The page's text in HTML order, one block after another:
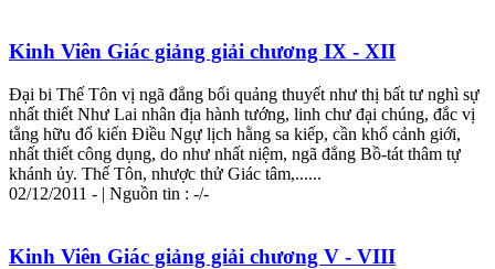
Kinh Viên Giác giảng giải chương IX - XII
Đại bi Thế Tôn vị ngã đẳng bối quảng thuyết như thị bất tư nghì sự
nhất thiết Như Lai nhân địa hành tướng, linh chư đại chúng, đắc vị
tằng hữu đổ kiến Điều Ngự lịch hằng sa kiếp, cần khổ cảnh giới,
nhất thiết công dụng, do như nhất niệm, ngã đẳng Bồ-tát thâm tự
khánh ủy. Thế Tôn, nhược thử Giác tâm,......
02/12/2011 - | Nguồn tin : -/-
Kinh Viên Giác giảng giải chương V - VIII